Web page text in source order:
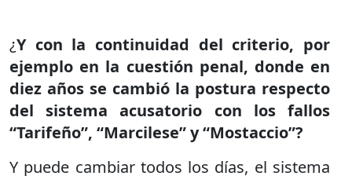
¿Y con la continuidad del criterio, por
ejemplo en la cuestión penal, donde en
diez años se cambió la postura respecto
del sistema acusatorio con los fallos
“Tarifeño”, “Marcilese” y “Mostaccio”?
Y puede cambiar todos los días, el sistema